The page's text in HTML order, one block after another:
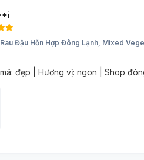
Đậu Hỗn Hợp Đông Lạnh, Mixed
đẹp | Hương vị: ngon | Shop